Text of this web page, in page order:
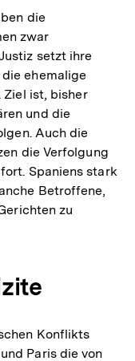
die
zwar
setzt ihre
ehemalige
Ziel ist, bisher
und die
Auch die
die Verfolgung
Spaniens stark
Betroffene,
zu
Konflikts
Paris die von